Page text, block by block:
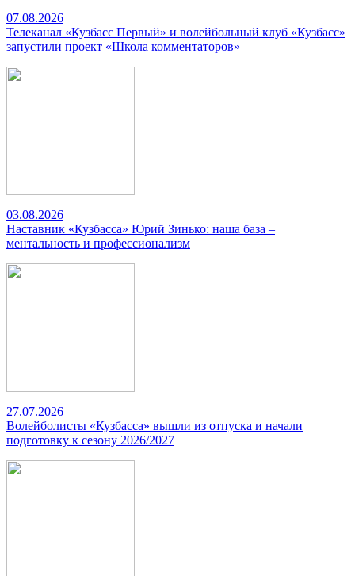
07.08.2026
Телеканал «Кузбасс Первый» и волейбольный клуб «Кузбасс»
запустили проект «Школа комментаторов»
03.08.2026
Наставник «Кузбасса» Юрий Зинько: наша база –
ментальность и профессионализм
27.07.2026
Волейболисты «Кузбасса» вышли из отпуска и начали
подготовку к сезону 2026/2027